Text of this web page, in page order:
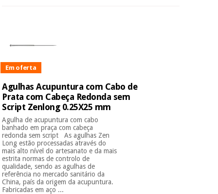
Em oferta
Agulhas Acupuntura com Cabo de
Prata com Cabeça Redonda sem
Script Zenlong 0.25X25 mm
Agulha de acupuntura com cabo
banhado em praça com cabeça
redonda sem script As agulhas Zen
Long estão processadas através do
mais alto nível do artesanato e da mais
estrita normas de controlo de
qualidade, sendo as agulhas de
referência no mercado sanitário da
China, país da origem da acupuntura.
Fabricadas em aço ...